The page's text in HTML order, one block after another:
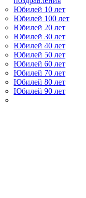
Юбилей 10 лет
Юбилей 100 лет
Юбилей 20 лет
Юбилей 30 лет
Юбилей 40 лет
Юбилей 50 лет
Юбилей 60 лет
Юбилей 70 лет
Юбилей 80 лет
Юбилей 90 лет